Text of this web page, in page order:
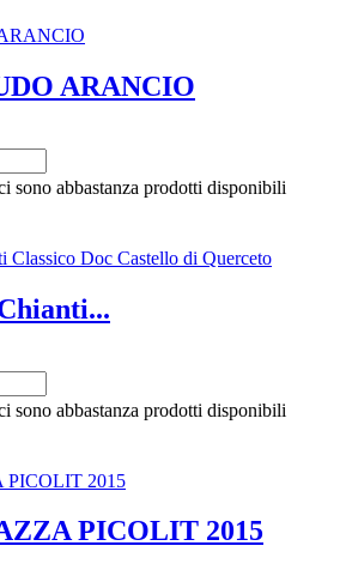
ARANCIO
sono abbastanza prodotti disponibili
sono abbastanza prodotti disponibili
PICOLIT 2015